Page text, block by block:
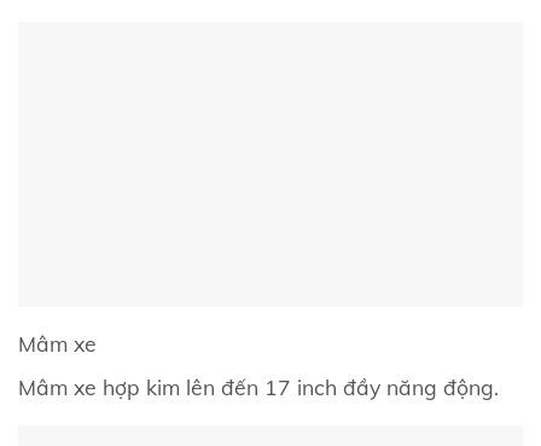
Mâm xe
Mâm xe hợp kim lên đến 17 inch đầy năng động.